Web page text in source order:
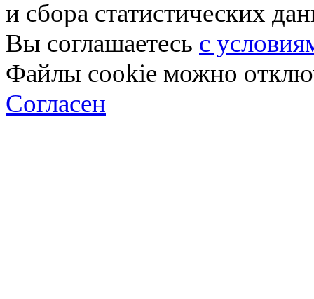
и сбора статистических
Вы соглашаетесь с
Файлы cookie можно
Согласен